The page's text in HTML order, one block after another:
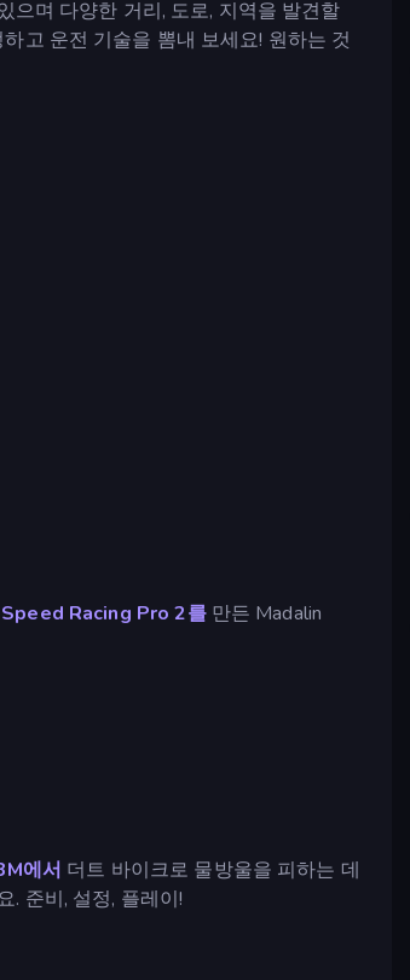
으며 다양한 거리, 도로, 지역을 발견할
고 운전 기술을 뽐내 보세요! 원하는 것
Speed Racing Pro 2를만든 Madalin
에서 더트 바이크로 물방울을 피하는 데
. 준비, 설정, 플레이!